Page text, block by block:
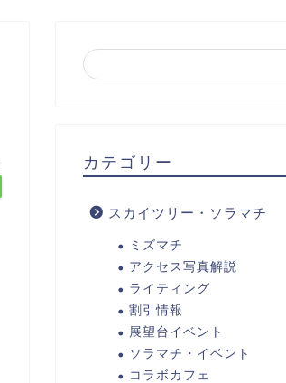
カテゴリー
スカイツリー・ソラマチ
ミズマチ
アクセス写真解説
ライティング
割引情報
展望台イベント
ソラマチ・イベント
コラボカフェ